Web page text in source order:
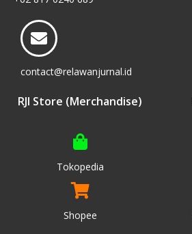
contact@relawanjurnal.id
RJI Store (Merchandise)
Tokopedia
Shopee